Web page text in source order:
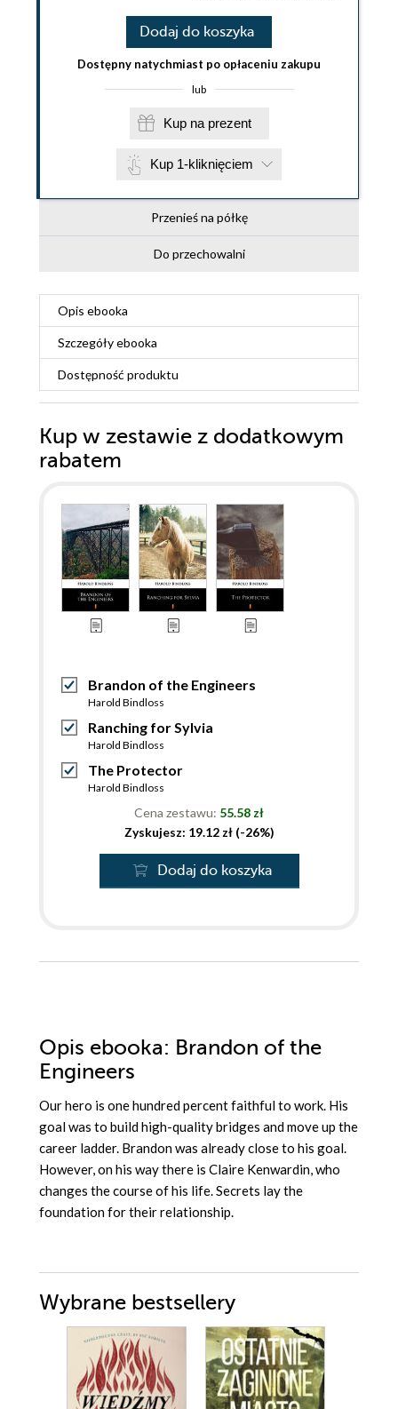
Dodaj do koszyka
Dostępny natychmiast po opłaceniu zakupu
lub
Kup na prezent
Kup 1-kliknięciem
Przenieś na półkę
Do przechowalni
Opis ebooka
Szczegółyebooka
Dostępność produktu
Kup w zestawie z dodatkowym
rabatem
Brandon of the Engineers
Harold Bindloss
Ranching for Sylvia
Harold Bindloss
The Protector
Harold Bindloss
Cena zestawu: 55.58 zł
Zyskujesz: 19.12 zł (-26%)
Dodaj do koszyka
Opis ebooka: Brandon of the
Engineers
Our hero is one hundred percent faithful to work. His
goal was to build high-quality bridges and move up the
career ladder. Brandon was already close to his goal.
However, on his way there is Claire Kenwardin, who
changes the course of his life. Secrets lay the
foundation for their relationship.
Wybrane bestsellery